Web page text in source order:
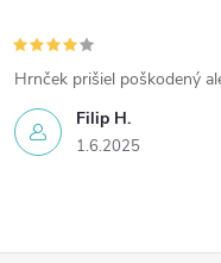
Filip H.
1.6.2025
Hrnček prišiel poškodený